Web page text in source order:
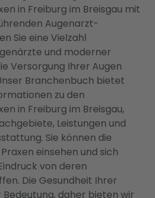
in Freiburg im Breisgau mit
Augenarzt-
Sie eine Vielzahl
und moderner
Versorgung Ihrer Augen
Branchenbuch bietet
zu den
in Freiburg im Breisgau,
Leistungen und
Sie können die
einsehen und sich
von deren
Die Gesundheit Ihrer
daher bieten wir